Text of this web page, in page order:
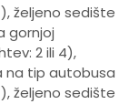
željeno sedište
gornjoj
2 ili 4),
na tip autobusa
željeno sedište